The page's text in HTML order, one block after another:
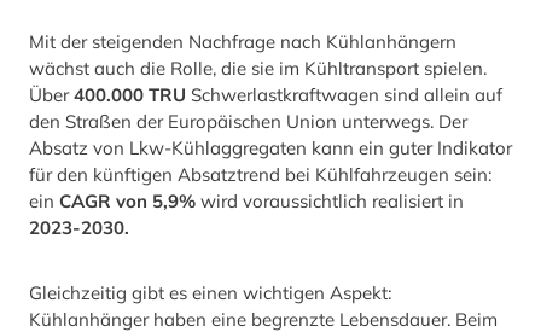
Mit der steigenden Nachfrage nach Kühlanhängern
wächst auch die Rolle, die sie im Kühltransport spielen.
Über400.000 TRU Schwerlastkraftwagen sind allein auf
den Straßen der Europäischen Union unterwegs. Der
Absatz von Lkw-Kühlaggregaten kann ein guter Indikator
für den künftigen Absatztrend bei Kühlfahrzeugen sein:
ein CAGR von 5,9% wird voraussichtlich realisiert in
2023-2030.
Gleichzeitig gibt es einen wichtigen Aspekt:
Kühlanhänger haben eine begrenzte Lebensdauer. Beim